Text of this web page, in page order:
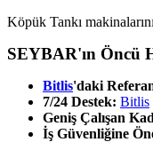
Köpük Tankı
SEYBAR'ın Öncü
Bitlis'daki
7/24 Destek: Bitlis
Geniş Çalışan
İş Güvenliğine